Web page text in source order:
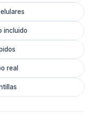
incluido
real